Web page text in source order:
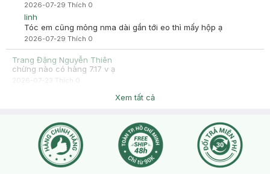
2026-07-29 Thích 0
linh
Tóc em cũng mỏng nma dài gần tới eo thì mấy hộp ạ
2026-07-29 Thích 0
Trang Đặng Nguyễn Thiên
chừng nào có hàng 7.17 v ạ
2026-07-23 Thích
Dạ bạn chat inbox cho Hasaki hoặc liên hệ hotline 18006324
và mua sắm tại Hasaki!
2026-07-24Thích
Xem tất cả